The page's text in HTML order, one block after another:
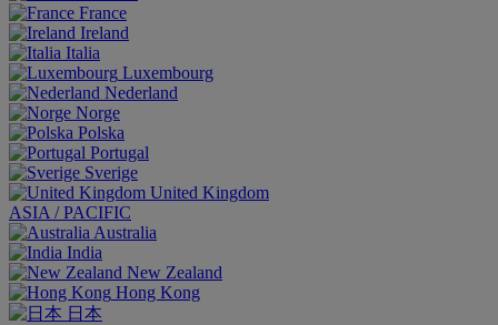
France
Ireland
Italia
Luxembourg
Nederland
Norge
Polska
Portugal
Sverige
United Kingdom
ASIA / PACIFIC
Australia
India
New Zealand
Hong Kong
日本